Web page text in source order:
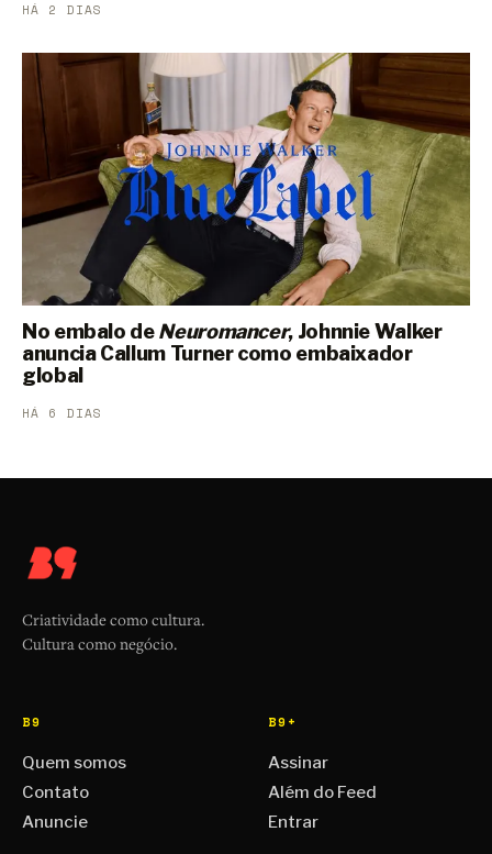
HÁ 2 DIAS
No embalo deNeuromancer, Johnnie Walker
anuncia Callum Turner como embaixador
global
HÁ 6 DIAS
Criatividade como cultura.
Cultura como negócio.
B9
Quem somos
Contato
Anuncie
B9+
Assinar
Além do Feed
Entrar